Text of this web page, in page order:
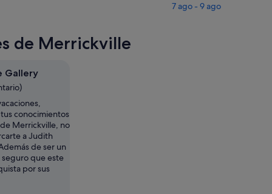
7 ago - 9 ago
de Merrickville
Gallery
conocimientos
Merrickville, no
a Judith
de ser un
que este
por sus